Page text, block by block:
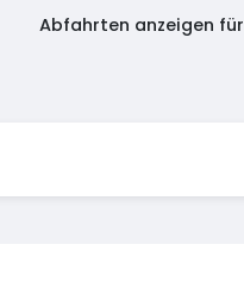
Abfahrten anzeigen für